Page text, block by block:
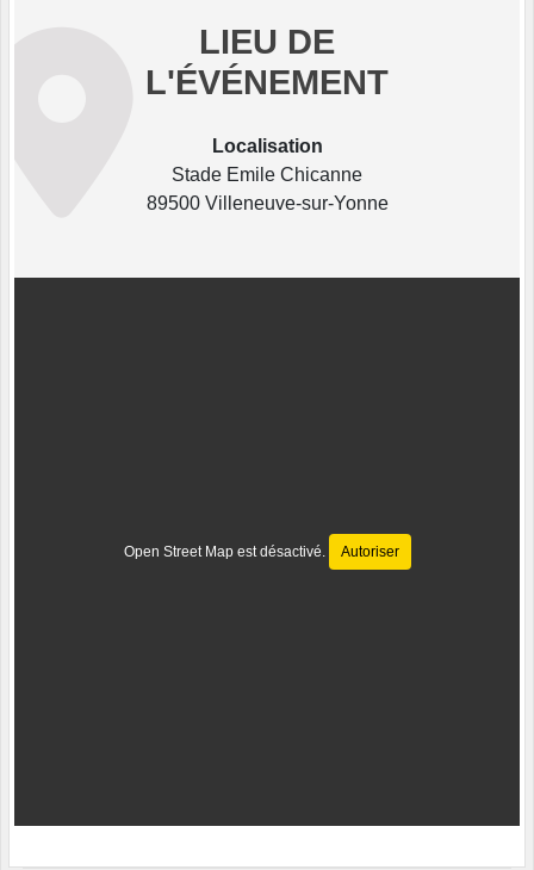
LIEU DE
L'ÉVÉNEMENT
Localisation
Stade Emile Chicanne
89500 Villeneuve-sur-Yonne
Open Street Map est désactivé. Autoriser